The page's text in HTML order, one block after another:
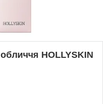
HOLLYSKIN